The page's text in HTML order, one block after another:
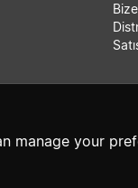
manage your